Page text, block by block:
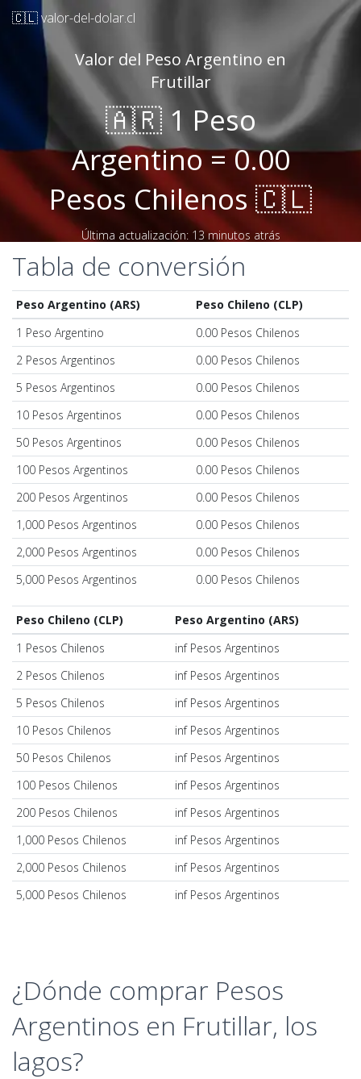
🇨🇱 valor-del-dolar.cl
Valor del Peso Argentino en
Frutillar
🇦🇷 1 Peso
Argentino = 0.00
Pesos Chilenos 🇨🇱
Última actualización: 13 minutos atrás
Tabla de conversión
Peso Argentino (ARS)
Peso Chileno (CLP)
1 Peso Argentino
0.00 Pesos Chilenos
2 Pesos Argentinos
0.00 Pesos Chilenos
5 Pesos Argentinos
0.00 Pesos Chilenos
10 Pesos Argentinos
0.00 Pesos Chilenos
50 Pesos Argentinos
0.00 Pesos Chilenos
100 Pesos Argentinos
0.00 Pesos Chilenos
200 Pesos Argentinos
0.00 Pesos Chilenos
1,000 Pesos Argentinos
0.00 Pesos Chilenos
2,000 Pesos Argentinos
0.00 Pesos Chilenos
5,000 Pesos Argentinos
0.00 Pesos Chilenos
Peso Chileno (CLP)
Peso Argentino (ARS)
1 Pesos Chilenos
inf Pesos Argentinos
2 Pesos Chilenos
inf Pesos Argentinos
5 Pesos Chilenos
inf Pesos Argentinos
10 Pesos Chilenos
inf Pesos Argentinos
50 Pesos Chilenos
inf Pesos Argentinos
100 Pesos Chilenos
inf Pesos Argentinos
200 Pesos Chilenos
inf Pesos Argentinos
1,000 Pesos Chilenos
inf Pesos Argentinos
2,000 Pesos Chilenos
inf Pesos Argentinos
5,000 Pesos Chilenos
inf Pesos Argentinos
¿Dónde comprar Pesos
Argentinos en Frutillar, los
lagos?